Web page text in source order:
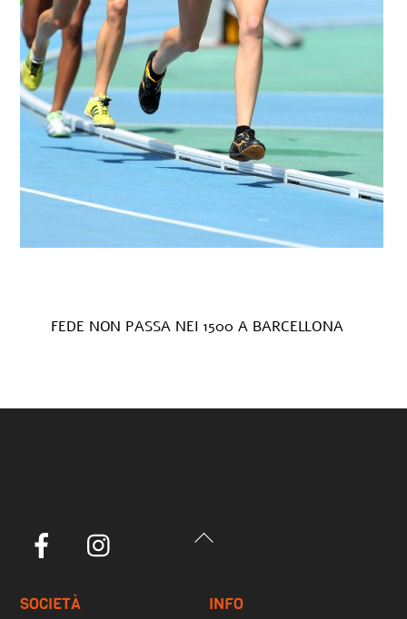
FEDE NON PASSA NEI 1500 A BARCELLONA
Back
Facebook
SOCIETÀ INFO